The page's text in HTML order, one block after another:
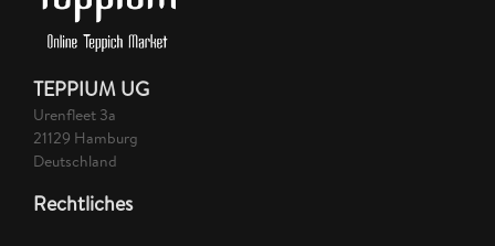
TEPPIUM UG
Urenfleet 3a
21129 Hamburg
Deutschland
Rechtliches